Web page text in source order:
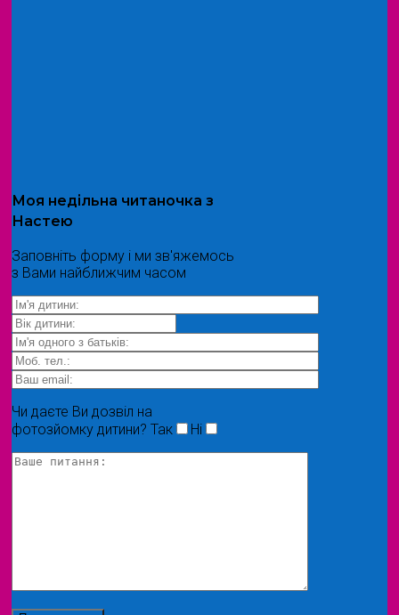
Моя недільна читаночка з
Настею
Заповніть форму і ми зв'яжемось
з Вами найближчим часом
Чи даєте Ви дозвіл на
фотозйомку дитини? Так Ні